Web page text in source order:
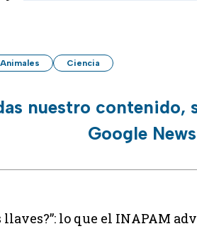
Animales Ciencia
nuestro contenido,
Google
llaves?”: lo que el INAPAM